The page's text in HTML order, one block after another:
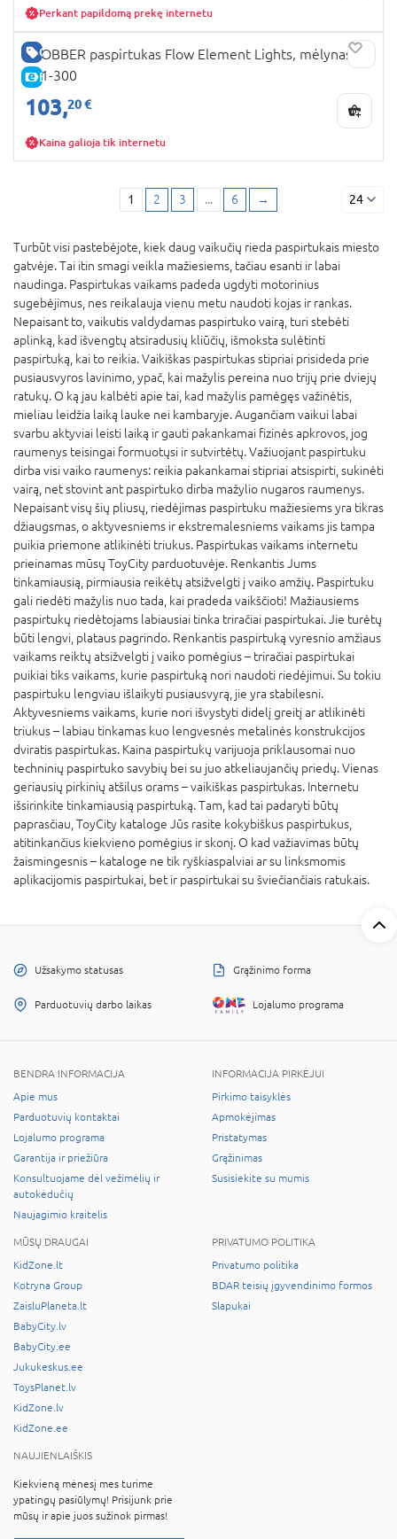
Perkant papildomą prekę internetu
GERA KAINA
E-KAINA
GLOBBER paspirtukas Flow Element Lights, mėlynas,
721-300
103,20 €
Kaina galioja tik internetu
1 2 3 ... 6 → 24
Turbūt visi pastebėjote, kiek daug vaikučių rieda paspirtukais miesto
gatvėje. Tai itin smagi veikla mažiesiems, tačiau esanti ir labai
naudinga. Paspirtukas vaikams padeda ugdyti motorinius
sugebėjimus, nes reikalauja vienu metu naudoti kojas ir rankas.
Nepaisant to, vaikutis valdydamas paspirtuko vairą, turi stebėti
aplinką, kad išvengtų atsiradusių kliūčių, išmoksta sulėtinti
paspirtuką, kai to reikia. Vaikiškas paspirtukas stipriai prisideda prie
pusiausvyros lavinimo, ypač, kai mažylis pereina nuo trijų prie dviejų
ratukų. O ką jau kalbėti apie tai, kad mažylis pamėgęs važinėtis,
mieliau leidžia laiką lauke nei kambaryje. Augančiam vaikui labai
svarbu aktyviai leisti laiką ir gauti pakankamai fizinės apkrovos, jog
raumenys teisingai formuotųsi ir sutvirtėtų. Važiuojant paspirtuku
dirba visi vaiko raumenys: reikia pakankamai stipriai atsispirti, sukinėti
vairą, net stovint ant paspirtuko dirba mažylio nugaros raumenys.
Nepaisant visų šių pliusų, riedėjimas paspirtuku mažiesiems yra tikras
džiaugsmas, o aktyvesniems ir ekstremalesniems vaikams jis tampa
puikia priemone atlikinėti triukus. Paspirtukas vaikams internetu
prieinamas mūsų ToyCity parduotuvėje. Renkantis Jums
tinkamiausią, pirmiausia reikėtų atsižvelgti į vaiko amžių. Paspirtuku
gali riedėti mažylis nuo tada, kai pradeda vaikščioti! Mažiausiems
paspirtukų riedėtojams labiausiai tinka triračiai paspirtukai. Jie turėtų
būti lengvi, plataus pagrindo. Renkantis paspirtuką vyresnio amžiaus
vaikams reiktų atsižvelgti į vaiko pomėgius – triračiai paspirtukai
puikiai tiks vaikams, kurie paspirtuką nori naudoti riedėjimui. Su tokiu
paspirtuku lengviau išlaikyti pusiausvyrą, jie yra stabilesni.
Aktyvesniems vaikams, kurie nori išvystyti didelį greitį ar atlikinėti
triukus – labiau tinkamas kuo lengvesnės metalinės konstrukcijos
dviratis paspirtukas. Kaina paspirtukų varijuoja priklausomai nuo
techninių paspirtuko savybių bei su juo atkeliaujančių priedų. Vienas
geriausių pirkinių atšilus orams – vaikiškas paspirtukas. Internetu
išsirinkite tinkamiausią paspirtuką. Tam, kad tai padaryti būtų
paprasčiau, ToyCity kataloge Jūs rasite kokybiškus paspirtukus,
atitinkančius kiekvieno pomėgius ir skonį. O kad važiavimas būtų
žaismingesnis – kataloge ne tik ryškiaspalviai ar su linksmomis
aplikacijomis paspirtukai, bet ir paspirtukai su šviečiančiais ratukais.
Užsakymo statusas Grąžinimo forma
Parduotuvių darbo laikas Lojalumo programa
BENDRA INFORMACIJA
Apie mus
Parduotuvių kontaktai
Lojalumo programa
Garantija ir priežiūra
Konsultuojame dėl vežimėlių ir
autokėdučių
Naujagimio kraitelis
INFORMACIJA PIRKĖJUI
Pirkimo taisyklės
Apmokėjimas
Pristatymas
Grąžinimas
Susisiekite su mumis
MŪSŲ DRAUGAI
KidZone.lt
Kotryna Group
ZaisluPlaneta.lt
BabyCity.lv
BabyCity.ee
Jukukeskus.ee
ToysPlanet.lv
KidZone.lv
KidZone.ee
PRIVATUMO POLITIKA
Privatumo politika
BDAR teisių įgyvendinimo formos
Slapukai
NAUJIENLAIŠKIS
Kiekvieną mėnesį mes turime
ypatingų pasiūlymų! Prisijunk prie
mūsų ir apie juos sužinok pirmas!